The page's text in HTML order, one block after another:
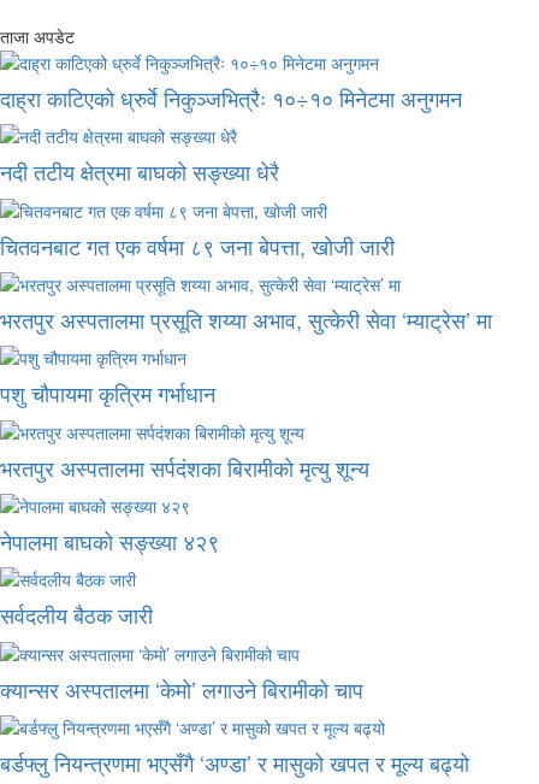
ताजा अपडेट
दाह्रा काटिएको ध्रुर्वे निकुञ्जभित्रैः १०÷१० मिनेटमा अनुगमन
नदी तटीय क्षेत्रमा बाघको सङ्ख्या धेरै
चितवनबाट गत एक वर्षमा ८९ जना बेपत्ता, खोजी जारी
भरतपुर अस्पतालमा प्रसूति शय्या अभाव, सुत्केरी सेवा ‘म्याट्रेस’ मा
पशु चौपायमा कृत्रिम गर्भाधान
भरतपुर अस्पतालमा सर्पदंशका बिरामीको मृत्यु शून्य
नेपालमा बाघको सङ्ख्या ४२९
सर्वदलीय बैठक जारी
क्यान्सर अस्पतालमा ‘केमो’ लगाउने बिरामीको चाप
बर्डफ्लु नियन्त्रणमा भएसँगै ‘अण्डा’ र मासुको खपत र मूल्य बढ्यो